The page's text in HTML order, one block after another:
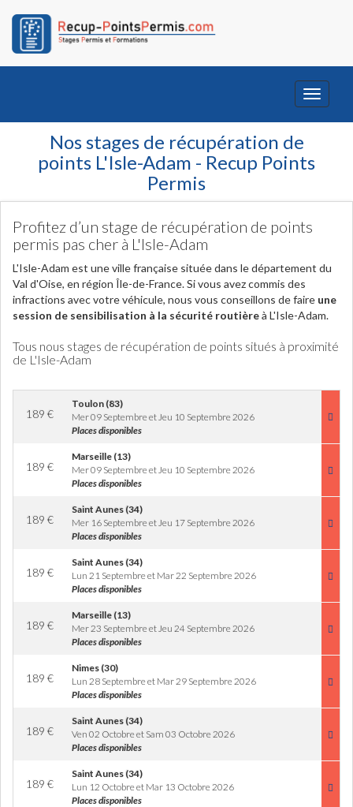
Toggle
Nos stages de récupération de
points L'Isle-Adam - Recup Points
Permis
Profitez d’un stage de récupération de points
permis pas cher à L'Isle-Adam
L'Isle-Adam est une ville française située dans le département du
Val d'Oise, en région Île-de-France. Si vous avez commis des
infractions avec votre véhicule, nous vous conseillons de faire une
session de sensibilisation à la sécurité routièreà L'Isle-Adam.
Tous nous stages de récupération de points situés à proximité
de L'Isle-Adam
189 €
Toulon (83)
Mer 09 Septembre et Jeu 10 Septembre 2026
Places disponibles
189 €
Marseille (13)
Mer 09 Septembre et Jeu 10 Septembre 2026
Places disponibles
189 €
Saint Aunes (34)
Mer 16 Septembre et Jeu 17 Septembre 2026
Places disponibles
189 €
Saint Aunes (34)
Lun 21 Septembre et Mar 22 Septembre 2026
Places disponibles
189 €
Marseille (13)
Mer 23 Septembre et Jeu 24 Septembre 2026
Places disponibles
189 €
Nimes (30)
Lun 28 Septembre et Mar 29 Septembre 2026
Places disponibles
189 €
Saint Aunes (34)
Ven 02 Octobre et Sam 03 Octobre 2026
Places disponibles
189 €
Saint Aunes (34)
Lun 12 Octobre et Mar 13 Octobre 2026
Places disponibles